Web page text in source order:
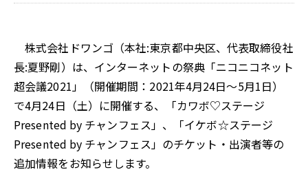
株式会社ドワンゴ（本社:東京都中央区、代表取締役社
長:夏野剛）は、インターネットの祭典「ニコニコネット
超会議2021」（開催期間：2021年4月24日～5月1日）
で4月24日（土）に開催する、「カワボ♡ステージ
Presented by チャンフェス」、「イケボ☆ステージ
Presented by チャンフェス」のチケット・出演者等の
追加情報をお知らせします。